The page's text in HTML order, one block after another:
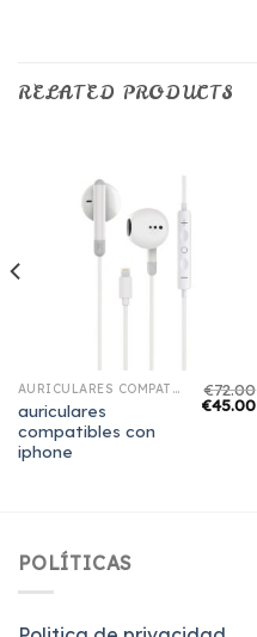
RELATED PRODUCTS
AURICULARES COMPATIBLES CON IPHONE
auriculares
compatibles con
iphone
€72.00
€45.00
POLÍTICAS